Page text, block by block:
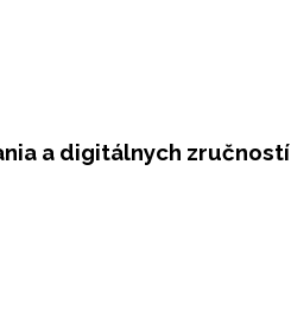
a digitálnych zručností